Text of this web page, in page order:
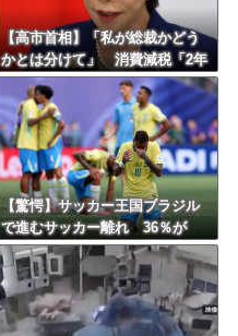
Powered by livedoor 相互RSS
【高市首相】「私が総裁かどう
かとは分けて」 消費減税「2年
後に私の責任で戻す」発言を説
明
【驚愕】サッカー王国ブラジル
で進むサッカー離れ 36％が
「関心なし」